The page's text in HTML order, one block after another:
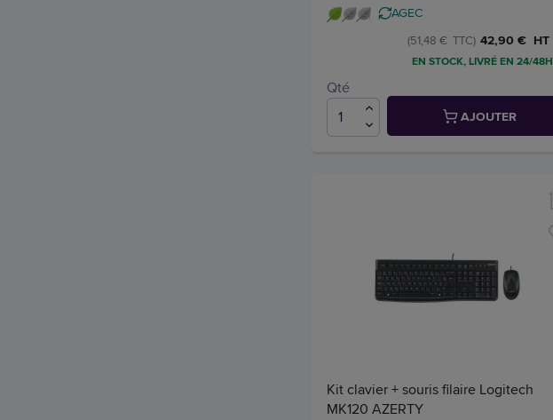
AGEC
42,90 € HT
(51,48 € TTC)
EN STOCK, LIVRÉ EN 24/48H
Qté
AJOUTER
Kit clavier + souris filaire Logitech
MK120 AZERTY